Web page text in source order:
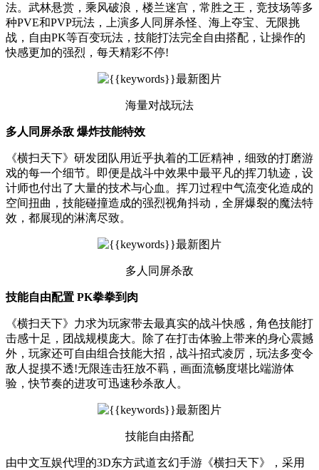
法。武林悬赏，乘风破浪，楼兰迷宫，常胜之王，竞技场等多
种PVE和PVP玩法，上演多人同屏杀怪、海上夺宝、无限挑
战，自由PK等百变玩法，技能打法完全自由搭配，让操作的
快感更加的强烈，每天精彩不停!
海量对战玩法
多人同屏杀敌 爆炸技能特效
《横扫天下》研发团队用近乎执着的工匠精神，细致的打磨游
戏的每一个细节。即便是战斗中效果中最平凡的挥刀轨迹，设
计师也付出了大量的技术与心血。挥刀过程中气流变化造成的
空间扭曲，技能碰撞造成的强烈视角抖动，全屏爆裂的魔法特
效，都展现的淋漓尽致。
多人同屏杀敌
技能自由配置 PK拳拳到肉
《横扫天下》力求为玩家带去最真实的战斗快感，角色技能打
击感十足，团战规模庞大。除了在打击体验上带来的身心震撼
外，玩家还可自由组合技能大招，战斗招式凌厉，玩法多变令
敌人捉摸不透!无限连击狂放不羁，画面流畅度堪比端游体
验，快节奏的进攻可迅速秒杀敌人。
技能自由搭配
由中文互娱代理的3D东方武道玄幻手游《横扫天下》，采用